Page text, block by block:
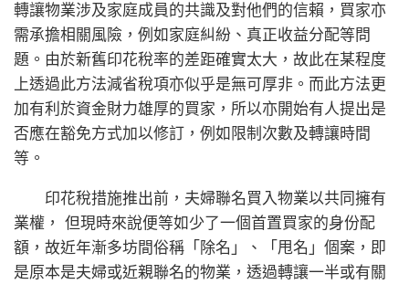
轉讓物業涉及家庭成員的共識及對他們的信賴，買家亦
需承擔相關風險，例如家庭糾紛、真正收益分配等問
題。由於新舊印花稅率的差距確實太大，故此在某程度
上透過此方法減省稅項亦似乎是無可厚非。而此方法更
加有利於資金財力雄厚的買家，所以亦開始有人提出是
否應在豁免方式加以修訂，例如限制次數及轉讓時間
等。
印花稅措施推出前，夫婦聯名買入物業以共同擁有
業權， 但現時來說便等如少了一個首置買家的身份配
額，故近年漸多坊間俗稱「除名」、「甩名」個案，即
是原本是夫婦或近親聯名的物業，透過轉讓一半或有關